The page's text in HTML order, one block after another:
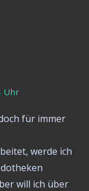
Uhr
für immer
werde ich
will ich über